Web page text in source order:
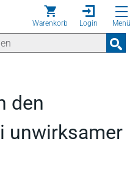
Warenkorb Login Menü
den
unwirksamer